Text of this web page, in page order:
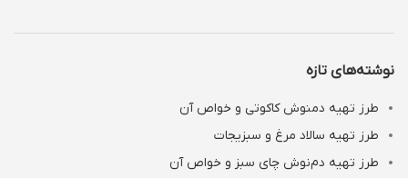
نوشته‌های تازه
طرز تهیه دمنوش کاکوتی و خواص آن
طرز تهیه سالاد مرغ و سبزیجات
طرز تهیه دم‌نوش چای سبز و خواص آن